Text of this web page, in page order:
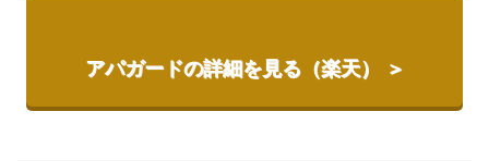
アパガードの詳細を見る（楽天） ＞